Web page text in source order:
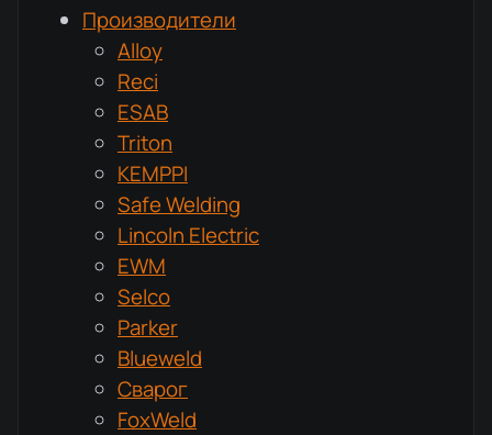
Производители
Alloy
Reci
ESAB
Triton
KEMPPI
Safe Welding
Lincoln Electric
EWM
Selco
Parker
Blueweld
Сварог
FoxWeld